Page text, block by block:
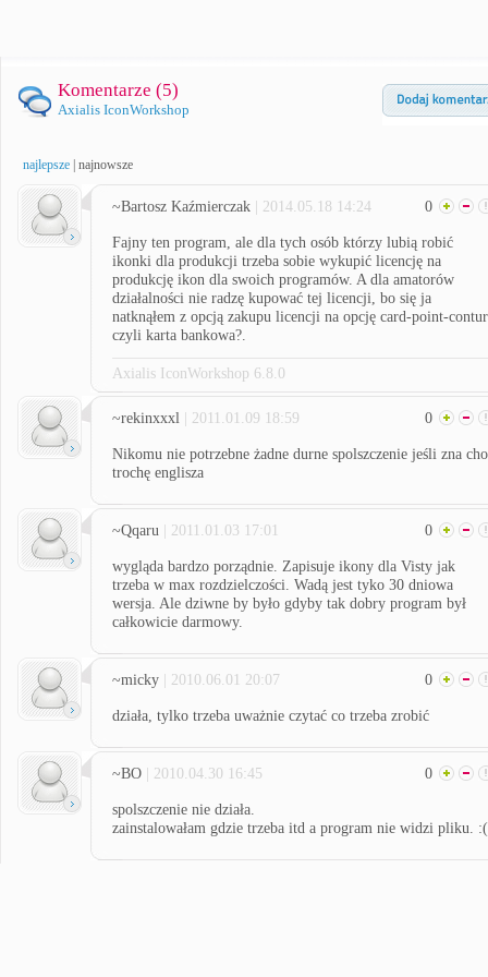
Komentarze (5)
Axialis IconWorkshop
najlepsze najnowsze
~Bartosz Kaźmierczak | 2014.05.18 14:24 0
Fajny ten program, ale dla tych osób którzy lubią robić
ikonki dla produkcji trzeba sobie wykupić licencję na
produkcję ikon dla swoich programów. A dla amatorów
działalności nie radzę kupować tej licencji, bo się ja
natknąłem z opcją zakupu licencji na opcję card-point-
czyli karta bankowa?.
Axialis IconWorkshop 6.8.0
~rekinxxxl | 2011.01.09 18:59 0
Nikomu nie potrzebne żadne durne spolszczenie jeśli zna
trochę englisza
~Qqaru | 2011.01.03 17:01 0
wygląda bardzo porządnie. Zapisuje ikony dla Visty jak
trzeba w max rozdzielczości. Wadą jest tyko 30 dniowa
wersja. Ale dziwne by było gdyby tak dobry program był
całkowicie darmowy.
~micky | 2010.06.01 20:07 0
działa, tylko trzeba uważnie czytać co trzeba zrobić
~BO | 2010.04.30 16:45 0
spolszczenie nie działa.
zainstalowałam gdzie trzeba itd a program nie widzi pliku. :(